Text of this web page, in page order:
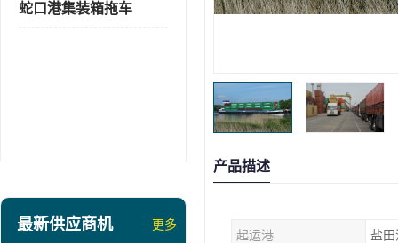
蛇口港集装箱拖车
最新供应商机 更多
产品描述
起运港 盐田